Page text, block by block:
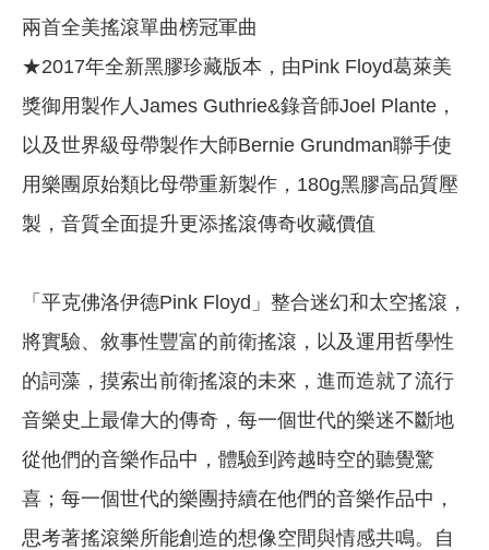
兩首全美搖滾單曲榜冠軍曲
★2017年全新黑膠珍藏版本，由Pink Floyd葛萊美
獎御用製作人James Guthrie&錄音師Joel Plante，
以及世界級母帶製作大師Bernie Grundman聯手使
用樂團原始類比母帶重新製作，180g黑膠高品質壓
製，音質全面提升更添搖滾傳奇收藏價值
「平克佛洛伊德Pink Floyd」整合迷幻和太空搖滾，
將實驗、敘事性豐富的前衛搖滾，以及運用哲學性
的詞藻，摸索出前衛搖滾的未來，進而造就了流行
音樂史上最偉大的傳奇，每一個世代的樂迷不斷地
從他們的音樂作品中，體驗到跨越時空的聽覺驚
喜；每一個世代的樂團持續在他們的音樂作品中，
思考著搖滾樂所能創造的想像空間與情感共鳴。自